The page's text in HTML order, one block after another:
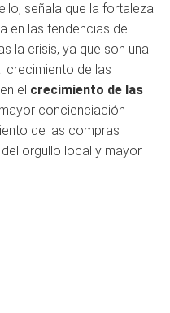
señala que la fortaleza
en las tendencias de
la crisis, ya que son una
crecimiento de las
el crecimiento de las
concienciación
de las compras
orgullo local y mayor